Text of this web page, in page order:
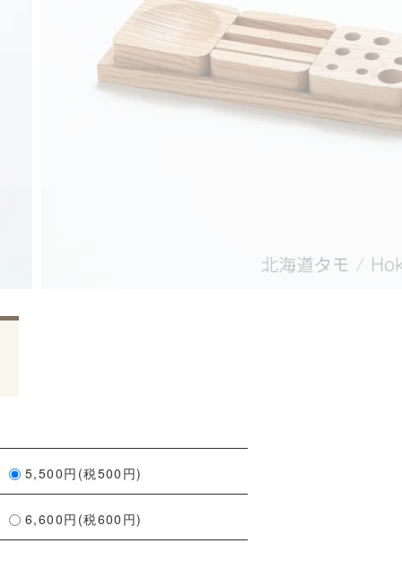
5,500円(税500円)
6,600円(税600円)